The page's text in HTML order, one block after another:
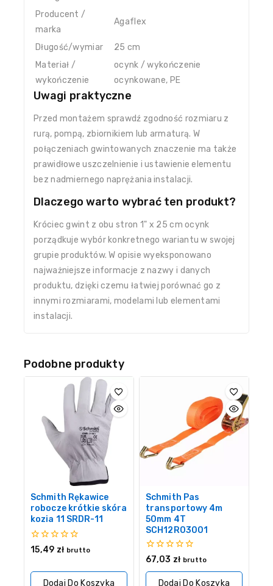
Producent /
marka
Agaflex
Długość/wymiar
25 cm
Materiał /
wykończenie
ocynk / wykończenie
ocynkowane, PE
Uwagi praktyczne
Przed montażem sprawdź zgodność rozmiaru z
rurą, pompą, zbiornikiem lub armaturą. W
połączeniach gwintowanych znaczenie ma także
prawidłowe uszczelnienie i ustawienie elementu
bez nadmiernego naprężania instalacji.
Dlaczego warto wybrać ten produkt?
Króciec gwint z obu stron 1" x 25 cm ocynk
porządkuje wybór konkretnego wariantu w swojej
grupie produktów. W opisie wyeksponowano
najważniejsze informacje z nazwy i danych
produktu, dzięki czemu łatwiej porównać go z
innymi rozmiarami, modelami lub elementami
instalacji.
Podobne produkty
Schmith Rękawice
robocze krótkie skóra
kozia 11 SRDR-11
0
15,49 zł brutto
Dodaj Do Koszyka
Schmith Pas
transportowy 4m
50mm 4T
SCH12R03001
0
5
67,03 zł brutto
Dodaj Do Koszyka